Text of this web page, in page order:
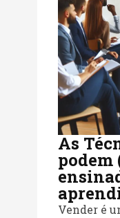
As
podem
Vender é